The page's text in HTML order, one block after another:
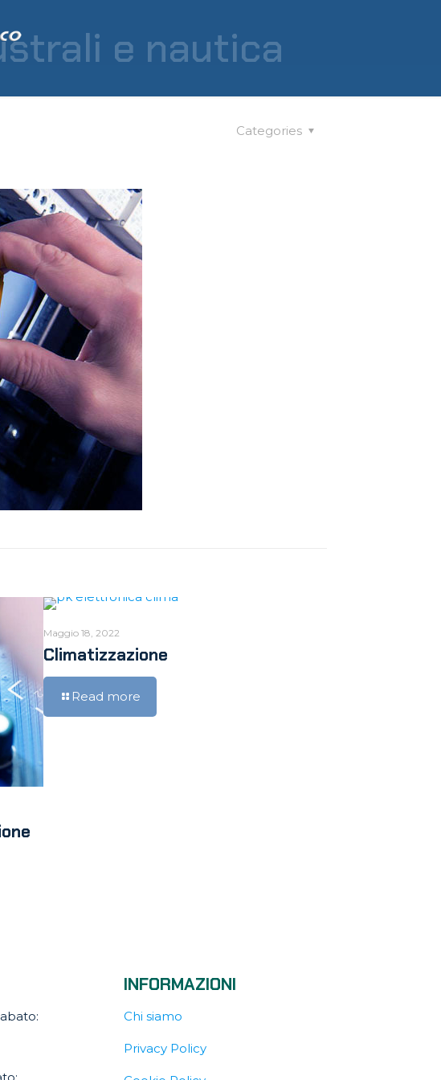
e nautica
Categories
Maggio 18, 2022
Climatizzazione
Read more
INFORMAZIONI
Chi siamo
Privacy Policy